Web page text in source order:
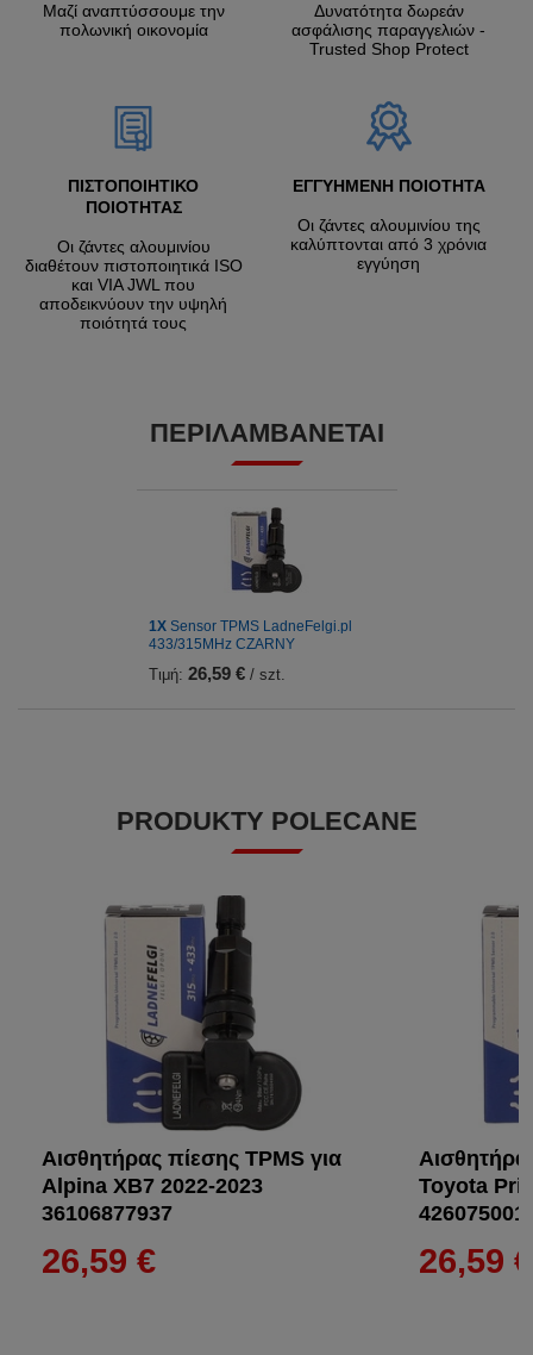
Μαζί αναπτύσσουμε την
πολωνική οικονομία
Δυνατότητα δωρεάν
ασφάλισης παραγγελιών -
Trusted Shop Protect
ΠΙΣΤΟΠΟΙΗΤΙΚΟ
ΠΟΙΟΤΗΤΑΣ
Οι ζάντες αλουμινίου
διαθέτουν πιστοποιητικά ISO
και VIA JWL που
αποδεικνύουν την υψηλή
ποιότητά τους
ΕΓΓΥΗΜΕΝΗ ΠΟΙΟΤΗΤΑ
Οι ζάντες αλουμινίου της
καλύπτονται από 3 χρόνια
εγγύηση
ΠΕΡΙΛΑΜΒΆΝΕΤΑΙ
1Χ Sensor TPMS LadneFelgi.pl
433/315MHz CZARNY
Τιμή: 26,59 €/ szt.
PRODUKTY POLECANE
Αισθητήρας πίεσης TPMS για
Alpina XB7 2022-2023
36106877937
26,59 €
Toyota
26,59 €